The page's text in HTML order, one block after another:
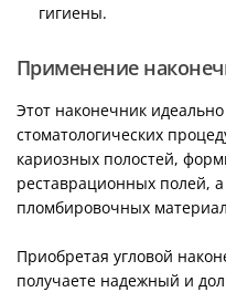
гигиены.
Применение
Этот наконечник
стоматологических
кариозных полостей,
реставрационных полей,
пломбировочных
Приобретая угловой
получаете надежный и